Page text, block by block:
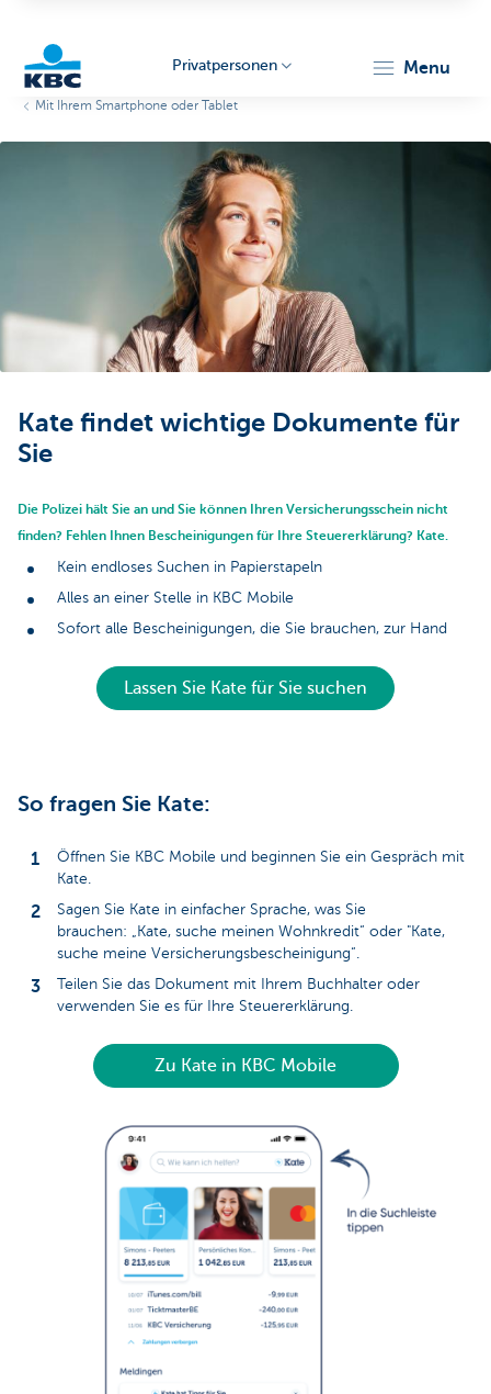
Particulieren
Privatpersonen menu
Mit Ihrem Smartphone oder Tablet
Kate findet wichtige Dokumente für
Sie
Die Polizei hält Sie an und Sie können Ihren Versicherungsschein nicht
finden? Fehlen Ihnen Bescheinigungen für Ihre Steuererklärung? Kate.
Kein endloses Suchen in Papierstapeln
Alles an einer Stelle in KBC Mobile
Sofort alle Bescheinigungen, die Sie brauchen, zur Hand
Lassen Sie Kate für Sie suchen
So fragen Sie Kate:
Öffnen Sie KBC Mobile und beginnen Sie ein Gespräch mit
Kate.
Sagen Sie Kate in einfacher Sprache, was Sie
brauchen: „Kate, suche meinen Wohnkredit“ oder "Kate,
suche meine Versicherungsbescheinigung“.
Teilen Sie das Dokument mit Ihrem Buchhalter oder
verwenden Sie es für Ihre Steuererklärung.
Zu Kate in KBC Mobile